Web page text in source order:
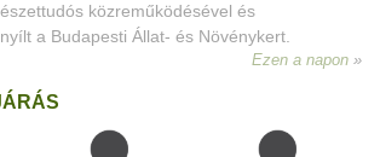
közreműködésével és
a Budapesti Állat- és Növénykert.
Ezen a napon